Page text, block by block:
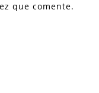
que comente.